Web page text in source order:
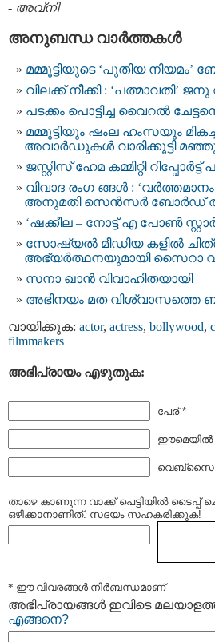
- അവ്നി
അനുബന്ധ വാര്‍ത്തകള്‍
മമ്മൂട്ടിയുടെ ‘പുതിയ നിയമം’
വിലക്ക് നീക്കി : ‘പത്മാവതി’
പടക്കം പൊട്ടിച്ച വൈറൽ
മമ്മൂട്ടിയും ഷംല ഹംസയും
അവാർഡുകൾ വാരിക്കൂട്ടി
ജസ്റ്റിസ് ഹേമ കമ്മിറ്റി
വിവാദ രംഗ ങ്ങൾ :
അനുമതി സെന്‍സര്‍ ബോര്‍ഡ്
‘ഷക്കീല – നോട്ട് എ പോൺ
സോഷ്യല്‍ മീഡിയ കളില്‍
അഭ്യർത്ഥനയുമായി സൈറാ
സനാ ഖാൻ വിവാഹിതയായി
അഭിനയം മത വിശ്വാസത്തെ
വായിക്കുക: actor, actress, bollywood,
filmmakers
അഭിപ്രായം എഴുതുക:
പേര് *
ഈമെയില്‍
താഴെ കാണുന്ന വാക്ക് പെട്ടിയില്‍
ഒഴിക്കാനാണിത്. സദയം സഹകരിക്കുക!
* ഈ വിവരങ്ങള്‍ നിര്‍ബന്ധമാണ്
അഭിപ്രായങ്ങള്‍ ഇവിടെ
എങ്ങനെ?